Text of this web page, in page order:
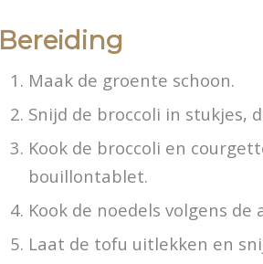
Bereiding
Maak de groente schoon.
Snijd de broccoli in stukjes,
Kook de broccoli en
bouillontablet.
Kook de noedels volgens
Laat de tofu uitlekken en